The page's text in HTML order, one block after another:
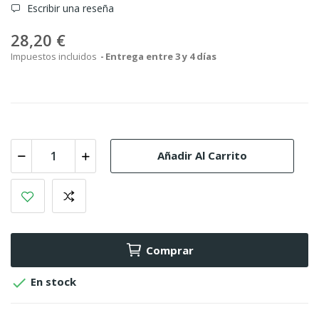
Escribir una reseña
28,20 €
Impuestos incluidos Entrega entre 3 y 4 días
Añadir Al Carrito
Comprar
 En stock